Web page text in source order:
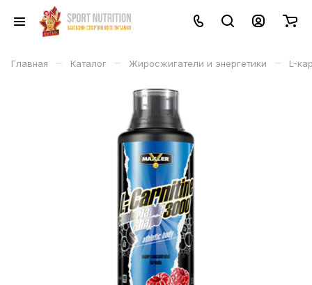
Главная – Каталог – Жиросжигатели и энергетики – L-